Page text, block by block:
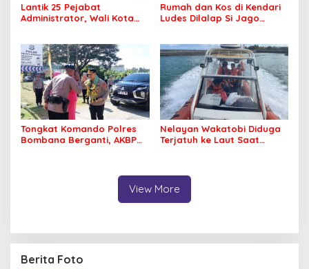
Lantik 25 Pejabat
Administrator, Wali Kota
Profesional Layani
Masyarakat
Rumah dan Kos di Kendari
Ludes Dilalap Si Jago
Tongkat Komando Polres
Bombana Berganti, AKBP
Nelayan Wakatobi Diduga
Terjatuh ke Laut Saat
View More
Berita Foto